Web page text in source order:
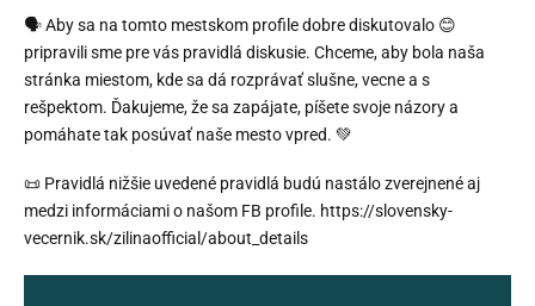
🗣️ Aby sa na tomto mestskom profile dobre diskutovalo 😊
pripravili sme pre vás pravidlá diskusie. Chceme, aby bola naša
stránka miestom, kde sa dá rozprávať slušne, vecne a s
rešpektom. Ďakujeme, že sa zapájate, píšete svoje názory a
pomáhate tak posúvať naše mesto vpred. 💚
📜 Pravidlá nižšie uvedené pravidlá budú nastálo zverejnené aj
medzi informáciami o našom FB profile. https://slovensky-
vecernik.sk/zilinaofficial/about_details